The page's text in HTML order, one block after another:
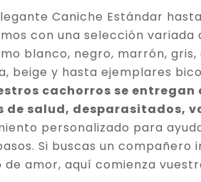
Caniche Estándar
con una selección variada
blanco, negro, marrón,
beige y hasta ejemplares
cachorros se entregan
de salud, desparasitados,
personalizado para
Si buscas un compañero
de amor, aquí comienza